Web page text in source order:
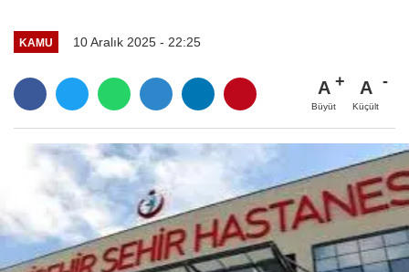
KAMU 10 Aralık 2025 - 22:25
A
Büyüt
A
Küçült